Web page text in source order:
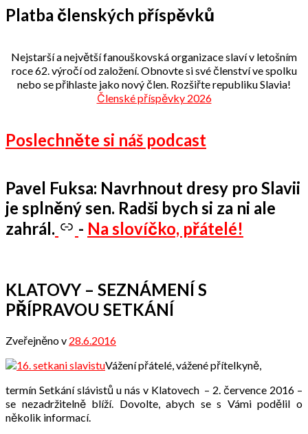
Platba členských příspěvků
Nejstarší a největší fanouškovská organizace slaví v letošním
roce 62. výročí od založení. Obnovte si své členství ve spolku
nebo se přihlaste jako nový člen. Rozšiřte republiku Slavia!
Členské příspěvky 2026
Poslechněte si náš podcast
Pavel Fuksa: Navrhnout dresy pro Slavii
je splněný sen. Radši bych si za ni ale
zahrál.
- Na slovíčko, přátelé!
KLATOVY – SEZNÁMENÍ S
PŘÍPRAVOU SETKÁNÍ
Zveřejněno v 28.6.2016
přátel
Vážení přátelé, vážené přítelkyně,
termín Setkání slávistů u nás v Klatovech – 2. července 2016 –
se nezadržitelně blíží. Dovolte, abych se s Vámi podělil o
několik informací.